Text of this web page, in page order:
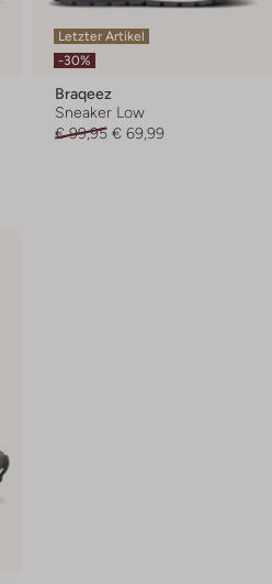
Letzter Artikel
-30%
Braqeez
Sneaker Low
€ 99,95 € 69,99